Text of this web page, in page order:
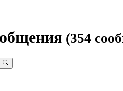
(354